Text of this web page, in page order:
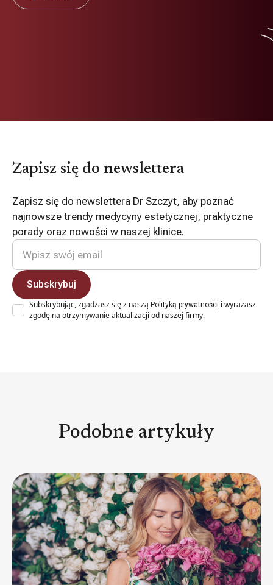
Zapisz się do newslettera
Zapisz się do newslettera Dr Szczyt, aby poznać
najnowsze trendy medycyny estetycznej, praktyczne
porady oraz nowości w naszej klinice.
Subskrybując, zgadzasz się z naszą Polityką prywatności i wyrażasz
zgodę na otrzymywanie aktualizacji od naszej firmy.
Podobne artykuły